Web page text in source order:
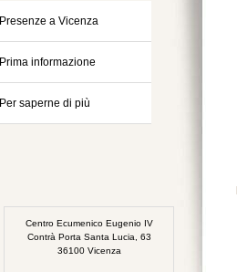
Presenze a Vicenza
Prima informazione
Per saperne di più
Centro Ecumenico Eugenio IV
Contrà Porta Santa Lucia, 63
36100 Vicenza